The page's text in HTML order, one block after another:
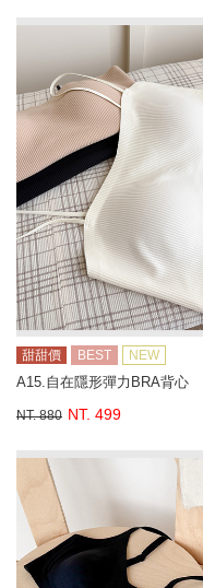
甜甜價 BEST NEW
A15.自在隱形彈力BRA背心
NT. 880 NT. 499